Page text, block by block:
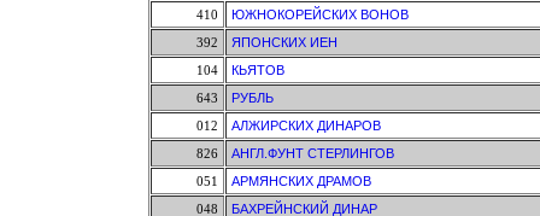
410
ЮЖНОКОРЕЙСКИХ ВОНОВ
392
ЯПОНСКИХ ИЕН
104
КЬЯТОВ
643
РУБЛЬ
012
АЛЖИРСКИХ ДИНАРОВ
826
АНГЛ.ФУНТ СТЕРЛИНГОВ
051
АРМЯНСКИХ ДРАМОВ
048
БАХРЕЙНСКИЙ ДИНАР